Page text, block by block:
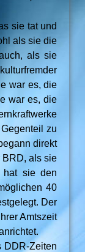
sie tat und
als sie die
als sie
war es, die
war es, die
zu
direkt
BRD, als sie
hat sie den
40
Der
Amtszeit
DDR-Zeiten